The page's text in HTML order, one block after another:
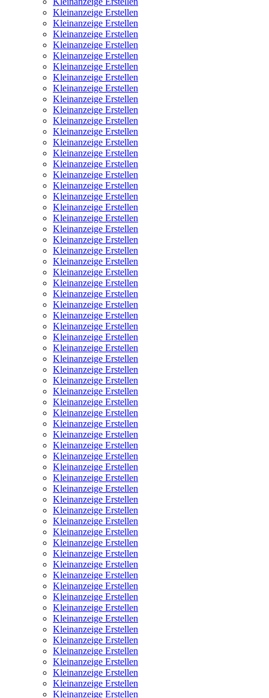
Kleinanzeige Erstellen
Kleinanzeige Erstellen
Kleinanzeige Erstellen
Kleinanzeige Erstellen
Kleinanzeige Erstellen
Kleinanzeige Erstellen
Kleinanzeige Erstellen
Kleinanzeige Erstellen
Kleinanzeige Erstellen
Kleinanzeige Erstellen
Kleinanzeige Erstellen
Kleinanzeige Erstellen
Kleinanzeige Erstellen
Kleinanzeige Erstellen
Kleinanzeige Erstellen
Kleinanzeige Erstellen
Kleinanzeige Erstellen
Kleinanzeige Erstellen
Kleinanzeige Erstellen
Kleinanzeige Erstellen
Kleinanzeige Erstellen
Kleinanzeige Erstellen
Kleinanzeige Erstellen
Kleinanzeige Erstellen
Kleinanzeige Erstellen
Kleinanzeige Erstellen
Kleinanzeige Erstellen
Kleinanzeige Erstellen
Kleinanzeige Erstellen
Kleinanzeige Erstellen
Kleinanzeige Erstellen
Kleinanzeige Erstellen
Kleinanzeige Erstellen
Kleinanzeige Erstellen
Kleinanzeige Erstellen
Kleinanzeige Erstellen
Kleinanzeige Erstellen
Kleinanzeige Erstellen
Kleinanzeige Erstellen
Kleinanzeige Erstellen
Kleinanzeige Erstellen
Kleinanzeige Erstellen
Kleinanzeige Erstellen
Kleinanzeige Erstellen
Kleinanzeige Erstellen
Kleinanzeige Erstellen
Kleinanzeige Erstellen
Kleinanzeige Erstellen
Kleinanzeige Erstellen
Kleinanzeige Erstellen
Kleinanzeige Erstellen
Kleinanzeige Erstellen
Kleinanzeige Erstellen
Kleinanzeige Erstellen
Kleinanzeige Erstellen
Kleinanzeige Erstellen
Kleinanzeige Erstellen
Kleinanzeige Erstellen
Kleinanzeige Erstellen
Kleinanzeige Erstellen
Kleinanzeige Erstellen
Kleinanzeige Erstellen
Kleinanzeige Erstellen
Kleinanzeige Erstellen